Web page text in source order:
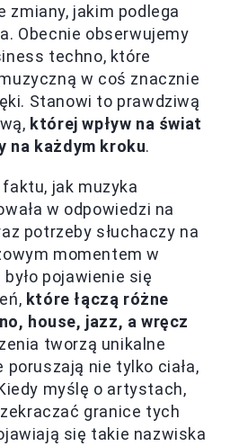
zmiany, jakim podlega
Obecnie obserwujemy
techno, które
w coś znacznie
Stanowi to prawdziwą
której wpływ na świat
na każdym kroku.
jak muzyka
w odpowiedzi na
potrzeby słuchaczy na
momentem w
pojawienie się
które łączą różne
house, jazz, a wręcz
tworzą unikalne
nie tylko ciała,
myślę o artystach,
granice tych
się takie nazwiska